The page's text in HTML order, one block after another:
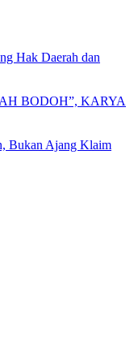
Hak Daerah dan
BODOH”, KARYA
Bukan Ajang Klaim